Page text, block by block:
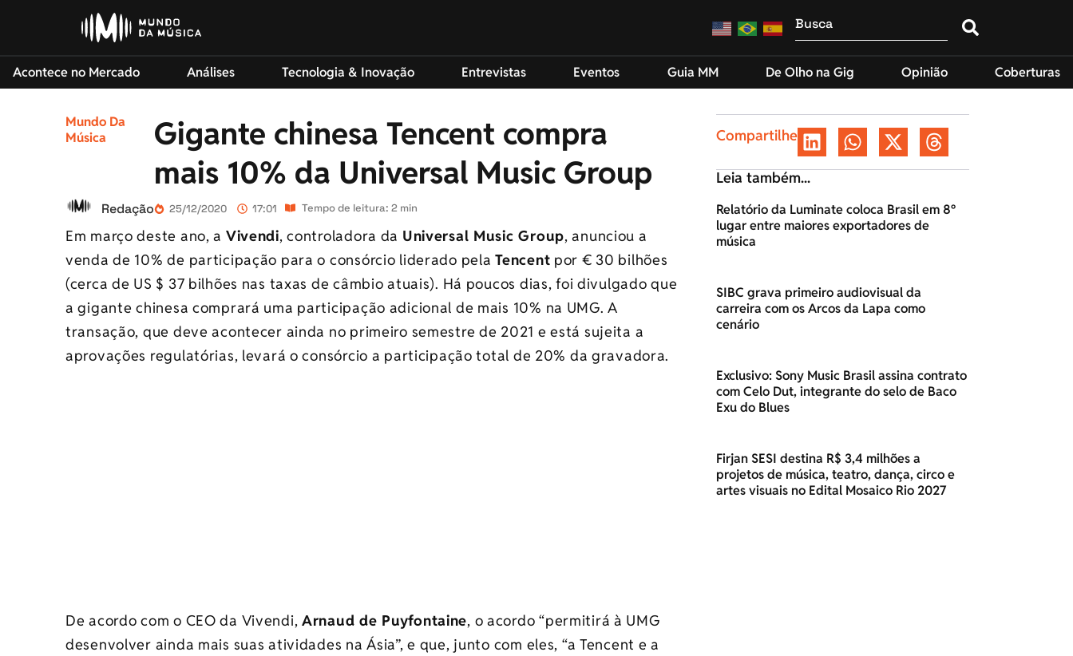
Acontece no Mercado Análises Tecnologia & Inovação Entrevistas Eventos Guia MM De Olho na Gig Opinião Coberturas
Mundo Da
Música
Gigante chinesa Tencent compra
mais 10% da Universal Music Group
Redação 25/12/2020 17:01 Tempo de leitura: 2 min
Em março deste ano, a Vivendi, controladora da Universal Music Group, anunciou a
venda de 10% de participação para o consórcio liderado pelaTencent por € 30 bilhões
(cerca de US $ 37 bilhões nas taxas de câmbio atuais). Há poucos dias, foi divulgado que
a gigante chinesa comprará uma participação adicional de mais 10% na UMG. A
transação, que deve acontecer ainda no primeiro semestre de 2021 e está sujeita a
aprovações regulatórias, levará o consórcio a participação total de 20% da gravadora.
De acordo com o CEO da Vivendi,Arnaud de Puyfontaine, o acordo “permitirá à UMG
desenvolver ainda mais suas atividades na Ásia”, e que, junto com eles, “a Tencent e a
Compartilhe
Leia também...
Relatório da Luminate coloca Brasil em 8º
lugar entre maiores exportadores de
música
SIBC grava primeiro audiovisual da
carreira com os Arcos da Lapa como
cenário
Exclusivo: Sony Music Brasil assina contrato
com Celo Dut, integrante do selo de Baco
Exu do Blues
Firjan SESI destina R$ 3,4 milhões a
projetos de música, teatro, dança, circo e
artes visuais no Edital Mosaico Rio 2027